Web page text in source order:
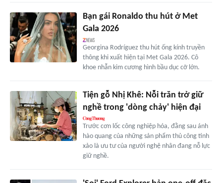
Bạn gái Ronaldo thu hút ở Met
Gala 2026
Georgina Rodríguez thu hút ống kính truyền
thông khi xuất hiện tại Met Gala 2026. Cô
khoe nhẫn kim cương hình bầu dục cỡ lớn.
Tiện gỗ Nhị Khê: Nỗi trăn trở giữ
nghề trong 'dòng chảy' hiện đại
Trước cơn lốc công nghiệp hóa, đằng sau ánh
hào quang của những sản phẩm thủ công tinh
xảo là ưu tư của người nghệ nhân đang nỗ lực
giữ nghề.